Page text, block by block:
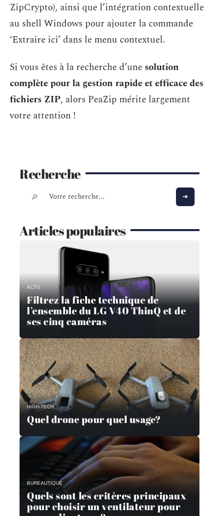
ZipCrypto), ainsi que l’intégration contextuelle
au shell Windows pour ajouter la commande
‘Extraire ici’ dans le menu contextuel.
Si vous êtes à la recherche d’une solution
complète pour la gestion rapide et efficace des
fichiers ZIP, alors PeaZip mérite largement
votre attention !
Recherche
Articles populaires
ACTU
Filtrez la fiche technique de
l’ensemble du LG V40 ThinQ et de
ses cinq caméras
HIGH-TECH
Quel drone pour quel usage?
BUREAUTIQUE
Quels sont les critères principaux
pour choisir un ventilateur pour